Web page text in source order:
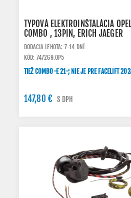
TYPOVÁ ELEKTROINŠTALÁCIA
COMBO , 13PIN, ERICH JAEGER
DODACIA LEHOTA: 7-14 DNÍ
KÓD: 747269.OP5
TIEŽ COMBO-E 21-; NIE JE PRE FACELIFT
147,80 € S DPH